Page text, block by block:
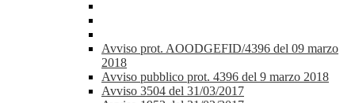
Avviso prot. AOODGEFID/4396 del 09 marzo
2018
Avviso pubblico prot. 4396 del 9 marzo 2018
Avviso 3504 del 31/03/2017